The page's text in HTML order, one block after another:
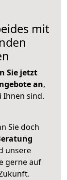
mit
Sie jetzt
an,
Ihnen sind.
Sie doch
unsere
gerne auf